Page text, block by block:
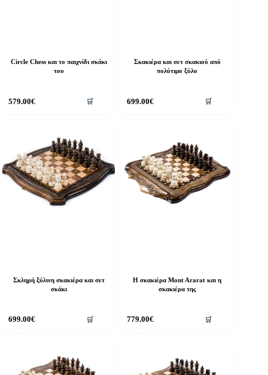
Circle Chess και το παιχνίδι σκάκι
του
579.00€ 🛒
Σκακιέρα και σετ σκακιού από
πολύτιμο ξύλο
699.00€ 🛒
Σκληρή ξύλινη σκακιέρα και σετ
σκάκι
699.00€ 🛒
Η σκακιέρα Mont Ararat και η
σκακιέρα της
779.00€ 🛒